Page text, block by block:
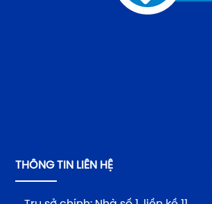
THÔNG TIN LIÊN HỆ